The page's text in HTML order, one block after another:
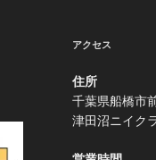
アクセス
住所
千葉県船
津田沼ニイク